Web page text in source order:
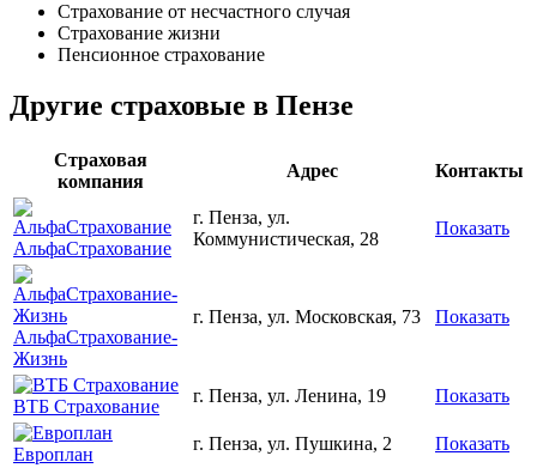
Страхование от несчастного случая
Страхование жизни
Пенсионное страхование
Другие страховые в Пензе
Страховая
компания
Адрес Контакты
АльфаСтрахование
г. Пенза, ул.
Коммунистическая, 28
Показать
АльфаСтрахование-
Жизнь
г. Пенза, ул. Московская, 73 Показать
ВТБ Страхование
г. Пенза, ул. Ленина, 19 Показать
Европлан
г. Пенза, ул. Пушкина, 2 Показать